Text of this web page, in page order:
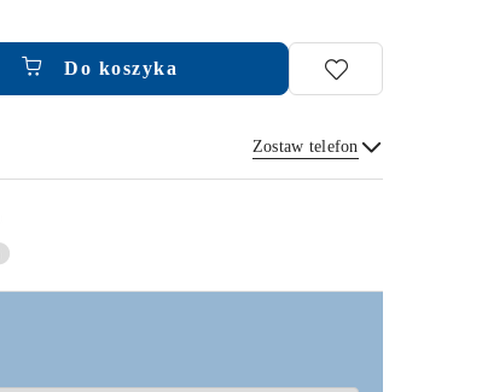
Do koszyka
Zostaw telefon
Wyślij